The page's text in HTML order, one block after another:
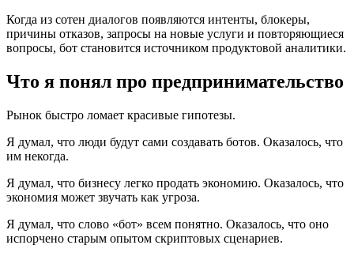
Когда из сотен диалогов появляются интенты, блокеры,
причины отказов, запросы на новые услуги и повторяющиеся
вопросы, бот становится источником продуктовой аналитики.
Что я понял про предпринимательство
Рынок быстро ломает красивые гипотезы.
Я думал, что люди будут сами создавать ботов. Оказалось, что
им некогда.
Я думал, что бизнесу легко продать экономию. Оказалось, что
экономия может звучать как угроза.
Я думал, что слово «бот» всем понятно. Оказалось, что оно
испорчено старым опытом скриптовых сценариев.